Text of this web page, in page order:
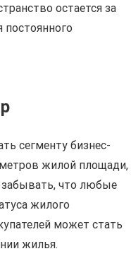
остается за
постоянного
сегменту бизнес-
жилой площади,
забывать, что любые
жилого
может стать
жилья.